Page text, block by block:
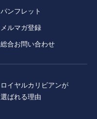
パンフレット
メルマガ登録
総合お問い合わせ
ロイヤルカリビアンが
選ばれる理由